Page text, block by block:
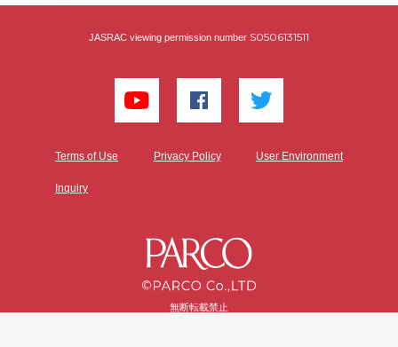
JASRAC viewing permission number S0506131511
Terms of Use Privacy Policy User Environment
Inquiry
無断転載禁止